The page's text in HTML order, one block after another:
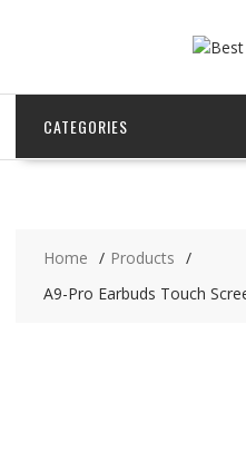
CATEGORIES
Home
Products
A9-Pro Earbuds Touch